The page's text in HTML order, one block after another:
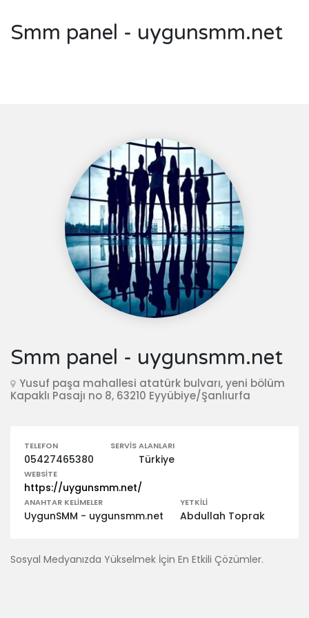
Smm panel - uygunsmm.net
Smm panel - uygunsmm.net
Yusuf paşa mahallesi atatürk bulvarı, yeni bölüm
Kapaklı Pasajı no 8, 63210 Eyyübiye/Şanlıurfa
TELEFON
05427465380
SERVIS ALANLARI
Türkiye
WEBSITE
https://uygunsmm.net/
ANAHTAR KELIMELER
UygunSMM - uygunsmm.net
YETKILI
Abdullah Toprak
Sosyal Medyanızda Yükselmek İçin En Etkili Çözümler.